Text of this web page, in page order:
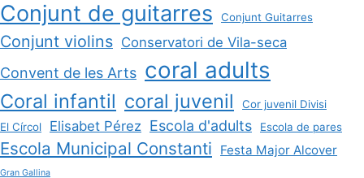
Conjunt de guitarres Conjunt Guitarres
Conjunt violins Conservatori de Vila-seca
Convent de les Arts coral adults
Coral infantil coral juvenil
Cor juvenil Divisi
El Círcol
Elisabet Pérez Escola d'adults Escola de pares
Escola Municipal Constanti Festa Major Alcover
Gran Gallina